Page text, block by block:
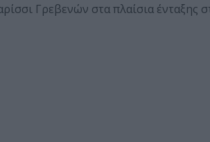
Γρεβενών στα πλαίσια ένταξης